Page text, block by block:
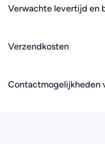
Verwachte levertijd en
Verzendkosten
Contactmogelijkheden